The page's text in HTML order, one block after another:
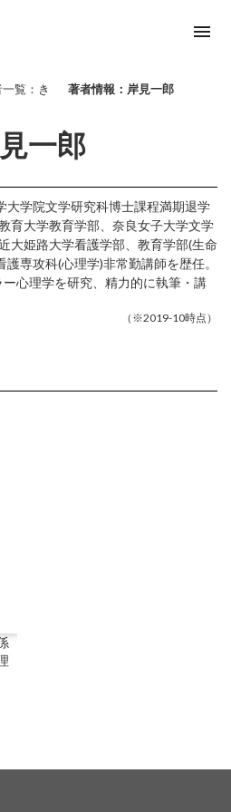
menu
覧：き 著者情報：岸見一郎
一郎
大学院文学研究科博士課程満期退学
育大学教育学部、奈良女子大学文学
大姫路大学看護学部、教育学部(生命
専攻科(心理学)非常勤講師を歴任。
心理学を研究、精力的に執筆・講
（※2019-10時点）